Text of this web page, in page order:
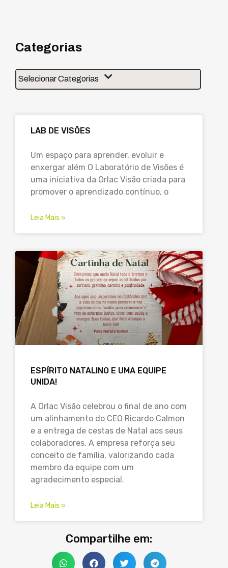
Categorias
Selecionar Categorias
LAB DE VISÕES
Um espaço para aprender, evoluir e
enxergar além O Laboratório de Visões é
uma iniciativa da Orlac Visão criada para
promover o aprendizado contínuo, o
Leia Mais »
ESPÍRITO NATALINO E UMA EQUIPE
UNIDA!
A Orlac Visão celebrou o final de ano com
um alinhamento do CEO Ricardo Calmon
e a entrega de cestas de Natal aos seus
colaboradores. A empresa reforça seu
conceito de família, valorizando cada
membro da equipe com um
agradecimento especial.
Leia Mais »
Compartilhe em: